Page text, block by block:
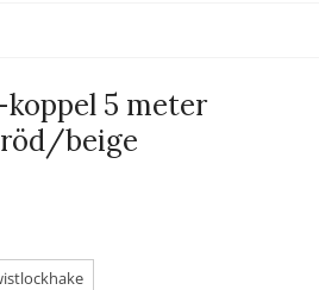
5 meter
beige